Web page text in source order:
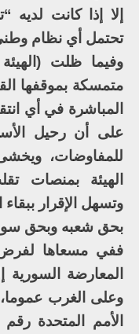
إلا إذا كانت
تحتمل أي نظام
وفيما ظلت
متمسكة بموقفها
المباشرة في أي
على أن رحيل
للمفاوضات،
الهيئة بمنصات
وتسهل الإقرار
بحق شعبه وبحق
ففي مسعاها لفرض
المعارضة السورية